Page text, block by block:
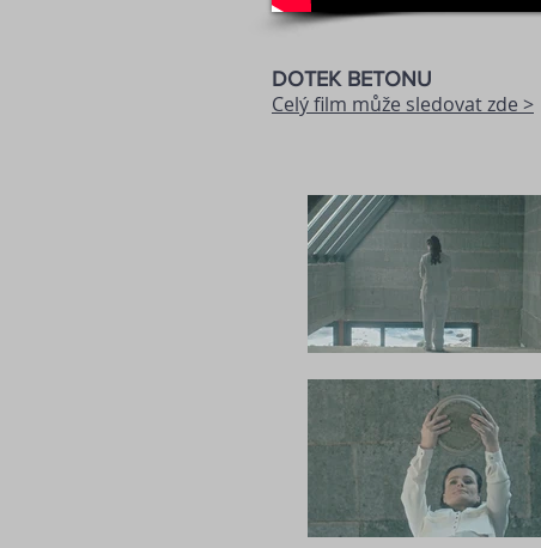
DOTEK BETONU
Celý film může sledovat zde >